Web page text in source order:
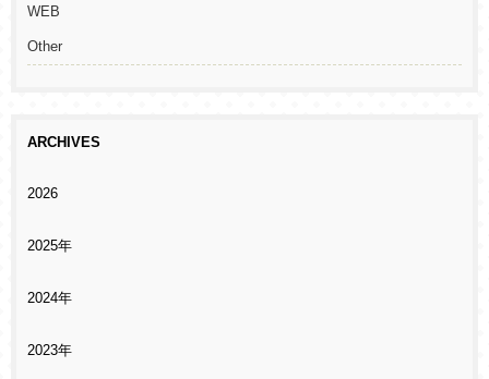
WEB
Other
ARCHIVES
2026
2025年
2024年
2023年